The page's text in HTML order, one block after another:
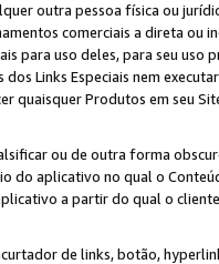
outra pessoa física ou
comerciais a direta ou
para uso deles, para seu
Links Especiais nem
quaisquer Produtos em seu
ou de outra forma
do aplicativo no qual o
a partir do qual o
de links, botão,